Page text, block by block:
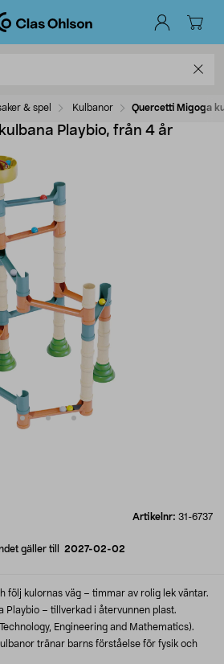
& spel Kulbanor Quercetti Migoga
Playbio, från 4 år
Artikelnr: 31-6737
gäller till 2027-02-02
följ kulornas väg – timmar av rolig lek väntar.
Playbio – tillverkad i återvunnen plast.
Engineering and Mathematics).
tränar barns förståelse för fysik och